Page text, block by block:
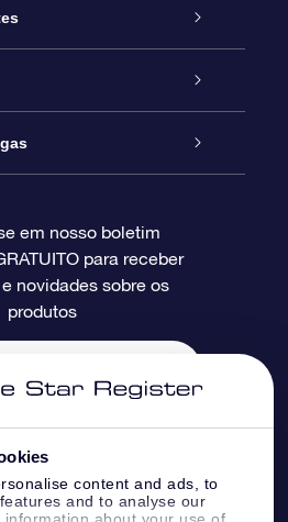
content and ads, to
and to analyse our
about your use of
line
da OSR
da OSR
to the stars
em nosso boletim
para receber
novidades sobre os
produtos